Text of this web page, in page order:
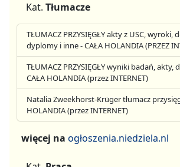
Kat. Tłumacze
TŁUMACZ PRZYSIĘGŁY akty z USC, wyroki,
dyplomy i inne - CAŁA HOLANDIA (PRZEZ
TŁUMACZ PRZYSIĘGŁY wyniki badań, akty,
CAŁA HOLANDIA (przez INTERNET)
Natalia Zweekhorst-Krüger tłumacz
HOLANDIA (przez INTERNET)
więcej na ogłoszenia.niedziela.nl